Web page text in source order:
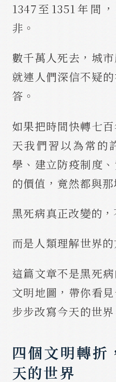
1347至1351年間
非。
數千萬人死去，城
就連人們深信不疑
答。
如果把時間快轉七
天我們習以為常的
學、建立防疫制度
的價值，竟然都與那
黑死病真正改變的，
而是人類理解世界的
這篇文章不是黑死
文明地圖，帶你看
步步改寫今天的世界
四個文明轉折
天的世界